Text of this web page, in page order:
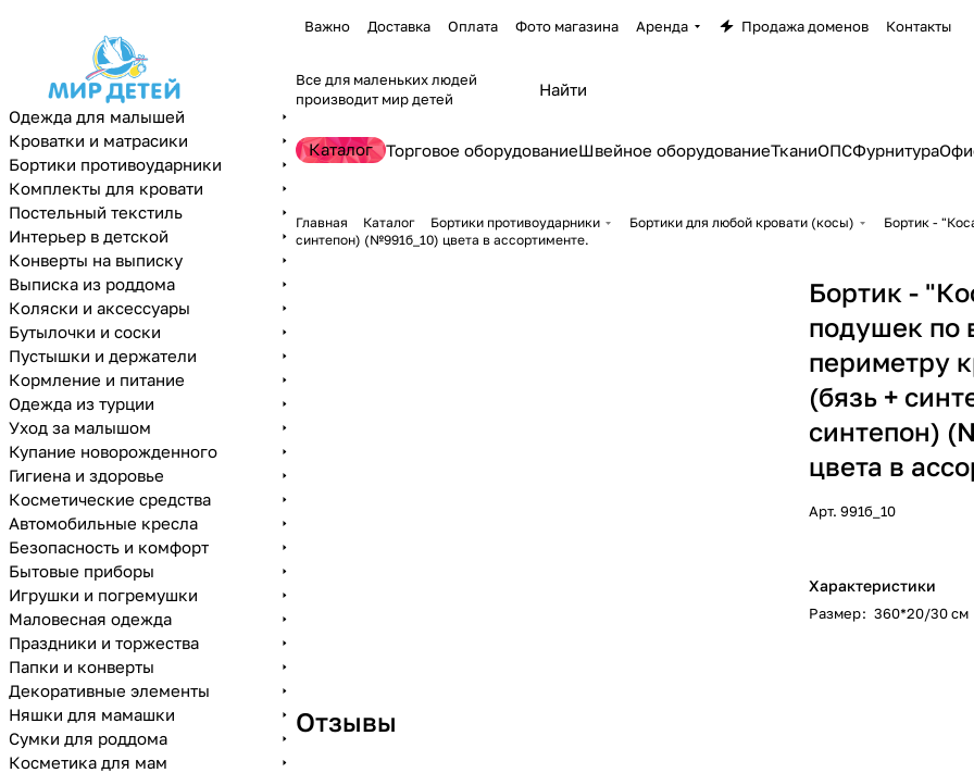
Важно Доставка Оплата Фото магазина Аренда Продажа доменов Контакты
Все для маленьких людей
производит мир детей
Каталог Торговое оборудованиеШвейное оборудованиеТканиОПСФурнитура
Главная Каталог Бортики противоударники Бортики для любой кровати (косы)
Бортик -
синтепон) (№991б_10) цвета в ассортименте.
Бортик -
подушек по
периметру
(бязь +
синтепон)
цвета в
Арт. 991б_10
Характеристики
Размер: 360*20/30 см
Отзывы
Одежда для малышей
Кроватки и матрасики
Бортики противоударники
Комплекты для кровати
Постельный текстиль
Интерьер в детской
Конверты на выписку
Выписка из роддома
Коляски и аксессуары
Бутылочки и соски
Пустышки и держатели
Кормление и питание
Одежда из турции
Уход за малышом
Купание новорожденного
Гигиена и здоровье
Косметические средства
Автомобильные кресла
Безопасность и комфорт
Бытовые приборы
Игрушки и погремушки
Маловесная одежда
Праздники и торжества
Папки и конверты
Декоративные элементы
Няшки для мамашки
Сумки для роддома
Косметика для мам